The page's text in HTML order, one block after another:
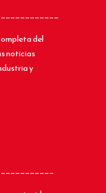
del
noticias
y